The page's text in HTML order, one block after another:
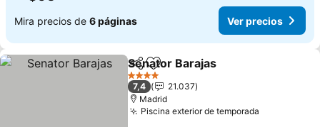
Mira precios de 6 páginas Ver precios
CompartirAgregar a favoritos
Senator Barajas
4 Estrellas
7,4
21.037
Madrid
Piscina exterior de temporada